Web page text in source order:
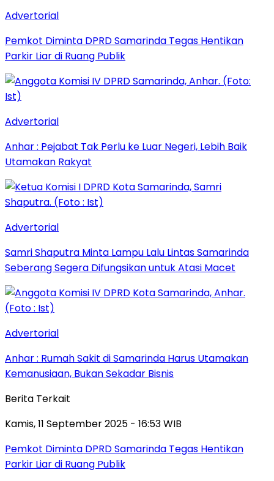
Advertorial
Pemkot Diminta DPRD Samarinda Tegas Hentikan
Parkir Liar di Ruang Publik
Advertorial
Anhar : Pejabat Tak Perlu ke Luar Negeri, Lebih Baik
Utamakan Rakyat
Advertorial
Samri Shaputra Minta Lampu Lalu Lintas Samarinda
Seberang Segera Difungsikan untuk Atasi Macet
Advertorial
Anhar : Rumah Sakit di Samarinda Harus Utamakan
Kemanusiaan, Bukan Sekadar Bisnis
Berita Terkait
Kamis, 11 September 2025 - 16:53 WIB
Pemkot Diminta DPRD Samarinda Tegas Hentikan
Parkir Liar di Ruang Publik